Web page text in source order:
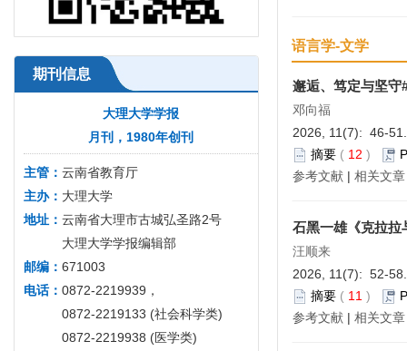
期刊信息
大理大学学报
月刊，1980年创刊
主管： 云南省教育厅
主办： 大理大学
地址： 云南省大理市古城弘圣路2号
大理大学学报编辑部
邮编： 671003
电话： 0872-2219939，
0872-2219133 (社会科学类)
0872-2219938 (医学类)
语言学-文学
邂逅、笃定与坚守
邓向福
2026, 11(7): 46-
摘要 ( 12 )
参考文献 | 相关文章
石黑一雄《克拉拉
汪顺来
2026, 11(7): 52-
摘要 ( 11 )
参考文献 | 相关文章